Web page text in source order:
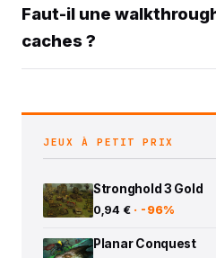
Faut-il une
caches ?
JEUX À PETIT PRIX
Stronghold 3 Gold
0,94 € · -96%
Planar Conquest